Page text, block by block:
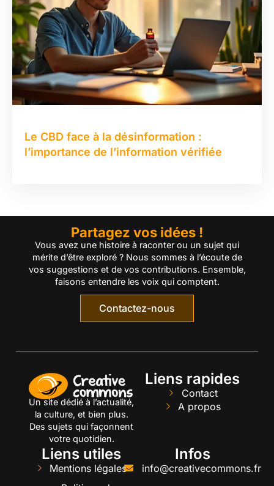
Le CBD face à la désinformation :
l’importance de l’information vérifiée
Partagez vos idées !
Vous avez une histoire à raconter ou un sujet qui
mérite d’être exploré ? Nous sommes à l’écoute de
vos suggestions et de vos contributions. Ensemble,
faisons entendre les voix qui comptent.
Contactez-nous
Un site dédié à l’actualité,
la culture, et bien plus.
Des sujets qui façonnent
votre quotidien.
Liens rapides
Contact
A propos
Liens utiles
Mentions légales
Infos
info@creativecommons.fr